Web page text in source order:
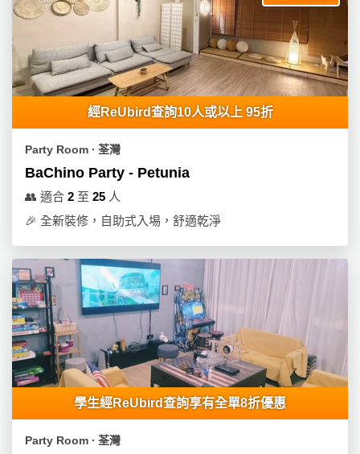
經ReUbird查詢10人或以上 95折
Party Room ∙ 荃灣
BaChino Party - Petunia
👥 適合 2 至 25 人
🎉 全新裝修，自助式入埸，舒適乾淨
學生經ReUbird查詢享有全單8折優惠
Party Room ∙ 荃灣